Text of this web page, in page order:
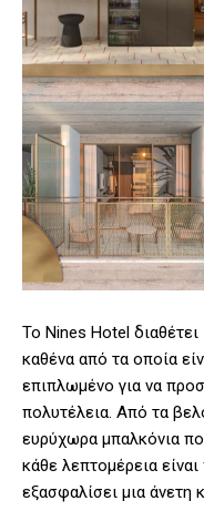
Το Nines Hotel
καθένα από τα οποία
επιπλωμένο για να
πολυτέλεια. Από τα
ευρύχωρα μπαλκόνια
κάθε λεπτομέρεια
εξασφαλίσει μια άνετη